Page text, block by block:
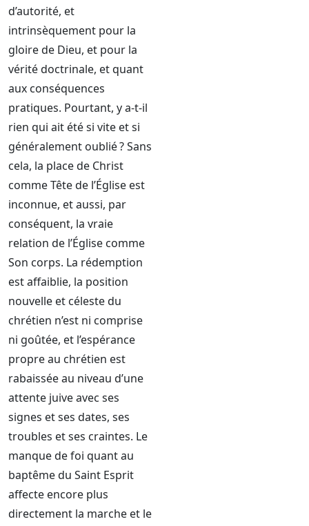
d’autorité, et
intrinsèquement pour la
gloire de Dieu, et pour la
vérité doctrinale, et quant
aux conséquences
pratiques. Pourtant, y a-t-il
rien qui ait été si vite et si
généralement oublié ? Sans
cela, la place de Christ
comme Tête de l’Église est
inconnue, et aussi, par
conséquent, la vraie
relation de l’Église comme
Son corps. La rédemption
est affaiblie, la position
nouvelle et céleste du
chrétien n’est ni comprise
ni goûtée, et l’espérance
propre au chrétien est
rabaissée au niveau d’une
attente juive avec ses
signes et ses dates, ses
troubles et ses craintes. Le
manque de foi quant au
baptême du Saint Esprit
affecte encore plus
directement la marche et le